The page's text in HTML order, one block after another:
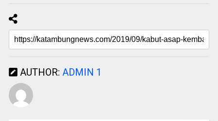
AUTHOR: ADMIN 1